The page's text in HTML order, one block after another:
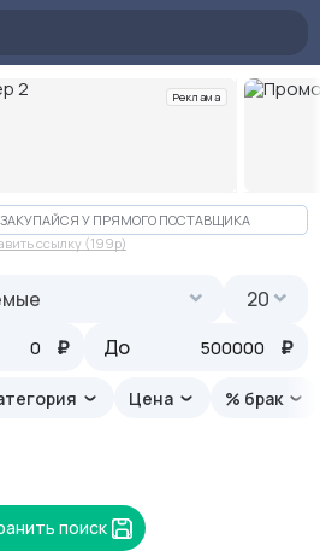
Реклама
ЗАКУПАЙСЯ У ПРЯМОГО ПОСТАВЩИКА
ссылку (199p)
₽ До ₽
20
Цена % брак
поиск